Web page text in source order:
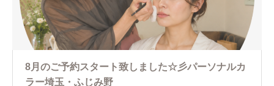
8月のご予約スタート致しました☆彡パーソナルカ
ラー埼玉・ふじみ野